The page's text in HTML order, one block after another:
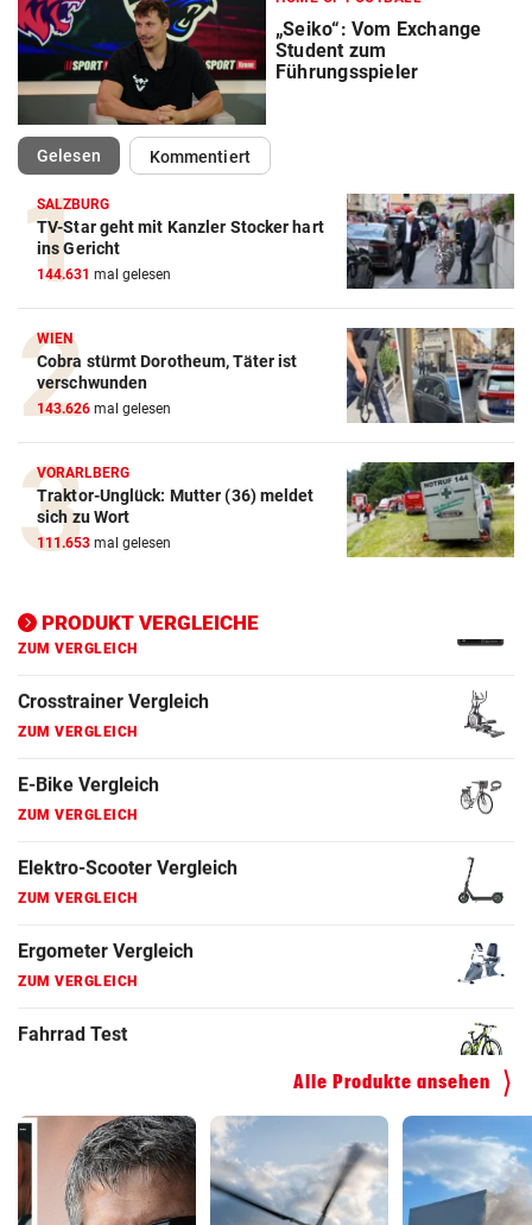
„Seiko“: Vom Exchange
Student zum
Führungsspieler
Gelesen(ausgewählt)Kommentiert
SALZBURG
TV-Star geht mit Kanzler Stocker hart
ins Gericht
144.631 mal gelesen
WIEN
Cobra stürmt Dorotheum, Täter ist
verschwunden
143.626 mal gelesen
VORARLBERG
Traktor-Unglück: Mutter (36) meldet
sich zu Wort
111.653 mal gelesen
PRODUKT VERGLEICHE
Action-Cam Vergleich
ZUM VERGLEICH
Crosstrainer Vergleich
ZUM VERGLEICH
E-Bike Vergleich
ZUM VERGLEICH
Elektro-Scooter Vergleich
Ergometer Vergleich
ZUM VERGLEICH
Fahrrad Test
ZUM VERGLEICH
Fahrradanhänger Vergleich
ZUM VERGLEICH
Faszienrolle Vergleich
ZUM VERGLEICH
Hoverboard Vergleich
ZUM VERGLEICH
Kinderfahrrad Vergleich
Alle Produkte ansehen